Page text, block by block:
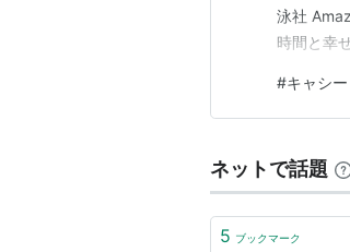
泳社
時間と幸
係性を調
#キャシ
ネットで話題
5 ブックマーク